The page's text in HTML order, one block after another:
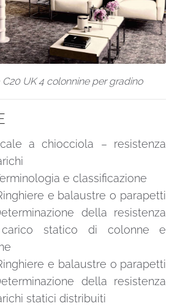
UK 4 colonnine per gradino
a chiocciola – resistenza
e classificazione
e balaustre o parapetti
della resistenza
statico di colonne e
e balaustre o parapetti
della resistenza
statici distribuiti